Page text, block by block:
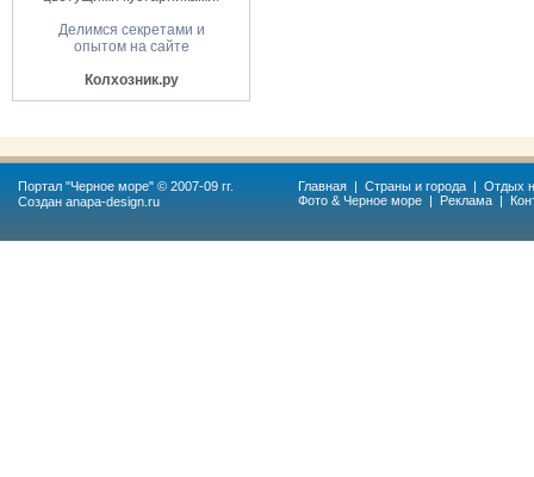
Делимся секретами и
опытом на сайте
Колхозник.ру
Портал "Черное море" © 2007-09 гг.
Создан anapa-design.ru
Главная | Страны и города | Отдых
Фото & Черное море | Реклама |